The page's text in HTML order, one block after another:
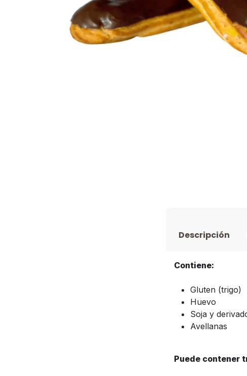
Descripción
Contiene:
Gluten (trigo)
Huevo
Soja y
Avellanas
Puede contener